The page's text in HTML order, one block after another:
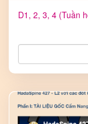
D1, 2, 3, 4 (Tuần